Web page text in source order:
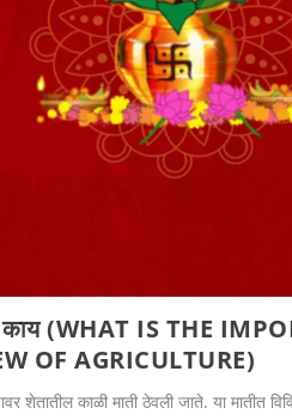
(WHAT IS THE
OF AGRICULTURE)
शेतातील काळी माती ठेवली जाते. या मातीत